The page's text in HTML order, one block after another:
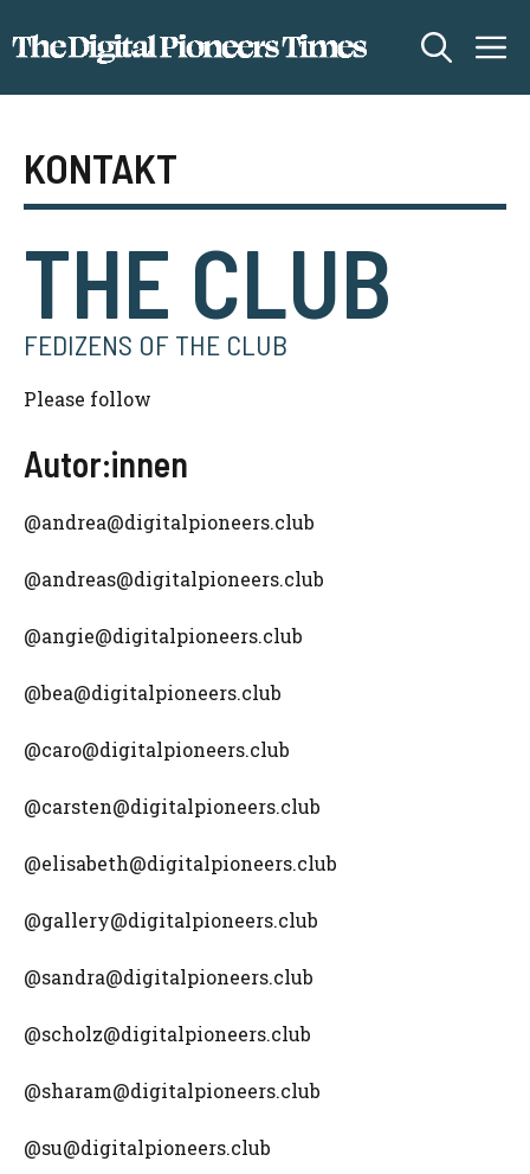
Inhalt
KONTAKT
THE CLUB
FEDIZENS OF THE CLUB
Please follow
Autor:innen
@andrea@digitalpioneers.club
@andreas@digitalpioneers.club
@angie@digitalpioneers.club
@bea@digitalpioneers.club
@caro@digitalpioneers.club
@carsten@digitalpioneers.club
@elisabeth@digitalpioneers.club
@gallery@digitalpioneers.club
@sandra@digitalpioneers.club
@scholz@digitalpioneers.club
@sharam@digitalpioneers.club
@su@digitalpioneers.club